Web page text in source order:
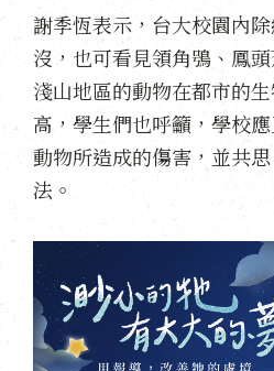
謝季恆表示，台大校園內
沒，也可看見領角鴞、鳳
淺山地區的動物在都市的
高，學生們也呼籲，學校
動物所造成的傷害，並共
法。